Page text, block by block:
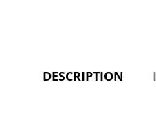
DESCRIPTION